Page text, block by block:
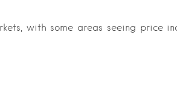
with some areas seeing price